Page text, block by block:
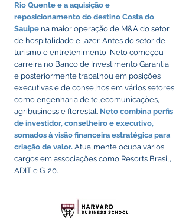
Rio Quente e a aquisição e
reposicionamento do destino Costa do
Sauipe na maior operação de M&A do setor
de hospitalidade e lazer. Antes do setor de
turismo e entretenimento, Neto começou
carreira no Banco de Investimento Garantia,
e posteriormente trabalhou em posições
executivas e de conselhos em vários setores
como engenharia de telecomunicações,
agribusiness e florestal. Neto combina perfis
de investidor, conselheiro e executivo,
somados à visão financeira estratégica para
criação de valor. Atualmente ocupa vários
cargos em associações como Resorts Brasil,
ADIT e G-20.